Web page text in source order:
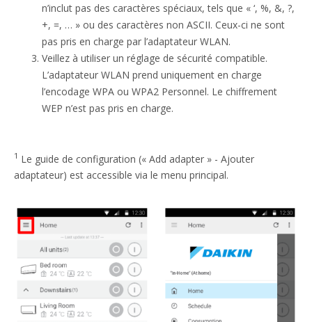
n’inclut pas des caractères spéciaux, tels que « ‘, %, &, ?,
+, =, … » ou des caractères non ASCII. Ceux-ci ne sont
pas pris en charge par l’adaptateur WLAN.
Veillez à utiliser un réglage de sécurité compatible.
L’adaptateur WLAN prend uniquement en charge
l’encodage WPA ou WPA2 Personnel. Le chiffrement
WEP n’est pas pris en charge.
1 Le guide de configuration (« Add adapter » - Ajouter
adaptateur) est accessible via le menu principal.